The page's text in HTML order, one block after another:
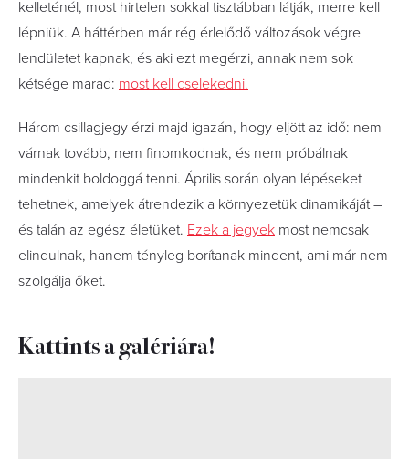
kelleténél, most hirtelen sokkal tisztábban látják, merre kell
lépniük. A háttérben már rég érlelődő változások végre
lendületet kapnak, és aki ezt megérzi, annak nem sok
kétsége marad: most kell cselekedni.
Három csillagjegy érzi majd igazán, hogy eljött az idő: nem
várnak tovább, nem finomkodnak, és nem próbálnak
mindenkit boldoggá tenni. Április során olyan lépéseket
tehetnek, amelyek átrendezik a környezetük dinamikáját –
és talán az egész életüket. Ezek a jegyek most nemcsak
elindulnak, hanem tényleg borítanak mindent, ami már nem
szolgálja őket.
Kattints a galériára!